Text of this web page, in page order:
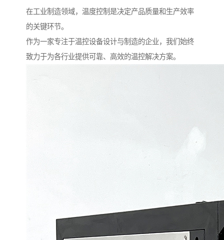
在工业制造领域，温度控制是决定产品质量和生产效率
的关键环节。
作为一家专注于温控设备设计与制造的企业，我们始终
致力于为各行业提供可靠、高效的温控解决方案。